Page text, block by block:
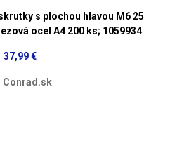
s plochou hlavou M6 25
ocel A4 200 ks; 1059934
37,99 €
Conrad.sk